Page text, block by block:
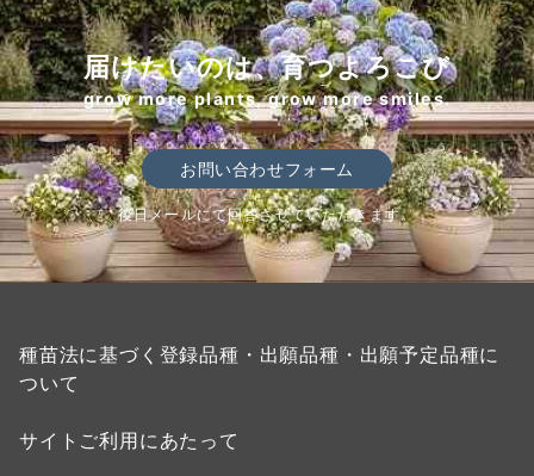
届けたいのは、育つよろこび
grow more plants, grow more smiles.
お問い合わせフォーム
後日メールにて回答させていただきます。
種苗法に基づく登録品種・出願品種・出願予定品種に
ついて
サイトご利用にあたって